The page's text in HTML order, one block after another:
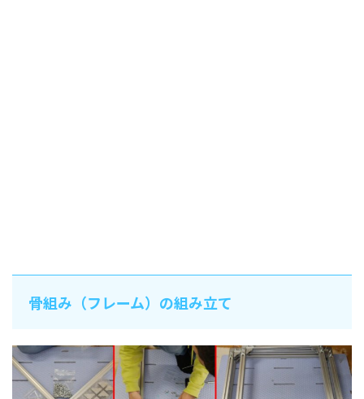
骨組み（フレーム）の組み立て